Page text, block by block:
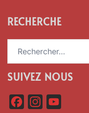
RECHERCHE
SUIVEZ NOUS